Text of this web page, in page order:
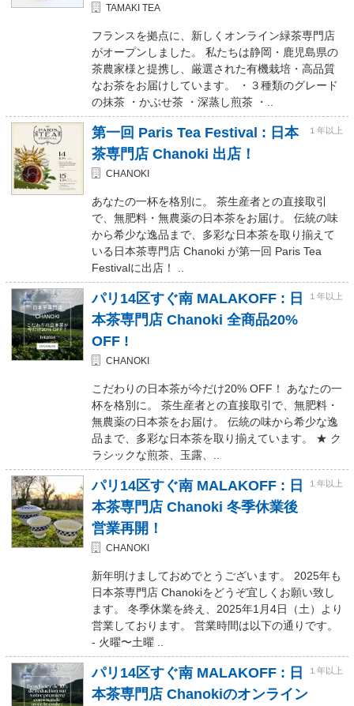
TAMAKI TEA
フランスを拠点に、新しくオンライン緑茶専門店
がオープンしました。 私たちは静岡・鹿児島県の
茶農家様と提携し、厳選された有機栽培・高品質
なお茶をお届けしています。 ・３種類のグレード
の抹茶 ・かぶせ茶 ・深蒸し煎茶 ・..
第一回 Paris Tea Festival : 日本
茶専門店 Chanoki 出店！
１年以上
CHANOKI
あなたの一杯を格別に。 茶生産者との直接取引
で、無肥料・無農薬の日本茶をお届け。 伝統の味
から希少な逸品まで、多彩な日本茶を取り揃えて
いる日本茶専門店 Chanoki が第一回 Paris Tea
Festivalに出店！ ..
パリ14区すぐ南 MALAKOFF : 日
本茶専門店 Chanoki 全商品20%
OFF !
１年以上
CHANOKI
こだわりの日本茶が今だけ20% OFF！ あなたの一
杯を格別に。 茶生産者との直接取引で、無肥料・
無農薬の日本茶をお届け。 伝統の味から希少な逸
品まで、多彩な日本茶を取り揃えています。 ★ ク
ラシックな煎茶、玉露、..
パリ14区すぐ南 MALAKOFF : 日
本茶専門店 Chanoki 冬季休業後
営業再開！
１年以上
CHANOKI
新年明けましておめでとうございます。 2025年も
日本茶専門店 Chanokiをどうぞ宜しくお願い致し
ます。 冬季休業を終え、2025年1月4日（土）より
営業しております。 営業時間は以下の通りです。
- 火曜〜土曜 ..
パリ14区すぐ南 MALAKOFF : 日
本茶専門店 Chanokiのオンライン
１年以上